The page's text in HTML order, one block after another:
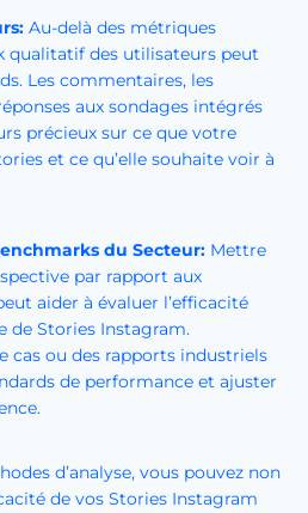
Au-delà des métriques
qualitatif des utilisateurs peut
Les commentaires, les
aux sondages intégrés
précieux sur ce que votre
et ce qu’elle souhaite voir à
du Secteur: Mettre
par rapport aux
aider à évaluer l’efficacité
de Stories Instagram.
cas ou des rapports industriels
de performance et ajuster
d’analyse, vous pouvez non
de vos Stories Instagram